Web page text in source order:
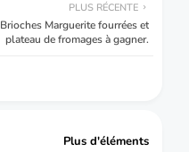
PLUS RÉCENTE
Brioches Marguerite fourrées et
plateau de fromages à gagner.
Plus d'éléments